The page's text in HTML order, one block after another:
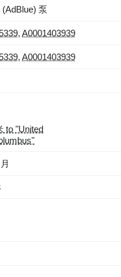
泵
, A0001403939
, A0001403939
to "United